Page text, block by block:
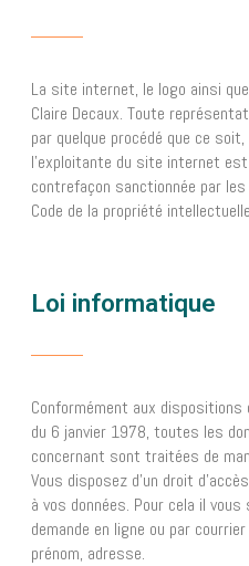
La site internet, le logo ainsi
Claire Decaux. Toute
par quelque procédé que ce
l’exploitante du site internet
contrefaçon sanctionnée par
Code de la propriété
Loi informatique
Conformément aux
du 6 janvier 1978, toutes les
concernant sont traitées de
Vous disposez d’un droit
à vos données. Pour cela il
demande en ligne ou par
prénom, adresse.